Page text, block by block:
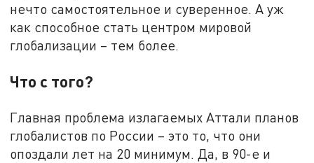
нечто самостоятельное и суверенное. А уж
как способное стать центром мировой
глобализации – тем более.
Что с того?
Главная проблема излагаемых Аттали планов
глобалистов по России – это то, что они
опоздали лет на 20 минимум. Да, в 90-е и